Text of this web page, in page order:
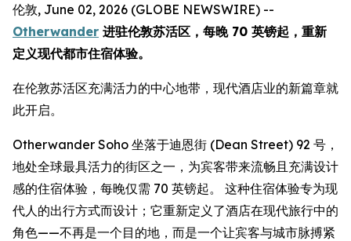
伦敦, June 02, 2026 (GLOBE NEWSWIRE) --
Otherwander 进驻伦敦苏活区，每晚 70 英镑起，重新
定义现代都市住宿体验。
在伦敦苏活区充满活力的中心地带，现代酒店业的新篇章就
此开启。
Otherwander Soho 坐落于迪恩街 (Dean Street) 92 号，
地处全球最具活力的街区之一，为宾客带来流畅且充满设计
感的住宿体验，每晚仅需 70 英镑起。 这种住宿体验专为现
代人的出行方式而设计；它重新定义了酒店在现代旅行中的
角色——不再是一个目的地，而是一个让宾客与城市脉搏紧